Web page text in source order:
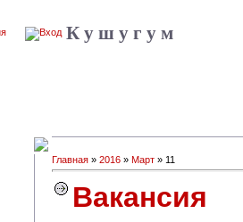
К у ш у г у м
Главная » 2016 » Март » 11
Вакансия